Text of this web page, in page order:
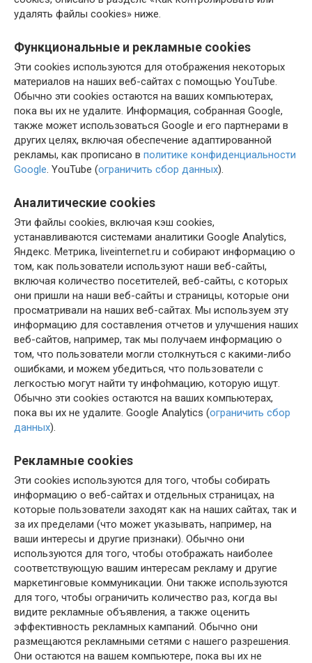
удалять файлы cookies» ниже.
Функциональные и рекламные cookies
Эти cookies используются для отображения некоторых
материалов на наших веб-сайтах с помощью YouTube.
Обычно эти cookies остаются на ваших компьютерах,
пока вы их не удалите. Информация, собранная Google,
также может использоваться Google и его партнерами в
других целях, включая обеспечение адаптированной
рекламы, как прописано в политике конфиденциальности
Google. YouTube (ограничить сбор данных).
Аналитические cookies
Эти файлы cookies, включая кэш cookies,
устанавливаются системами аналитики Google Analytics,
Яндекс. Метрика, liveinternet.ru и собирают информацию о
том, как пользователи используют наши веб-сайты,
включая количество посетителей, веб-сайты, с которых
они пришли на наши веб-сайты и страницы, которые они
просматривали на наших веб-сайтах. Мы используем эту
информацию для составления отчетов и улучшения наших
веб-сайтов, например, так мы получаем информацию о
том, что пользователи могли столкнуться с какими-либо
ошибками, и можем убедиться, что пользователи с
легкостью могут найти ту инфоhмацию, которую ищут.
Обычно эти cookies остаются на ваших компьютерах,
пока вы их не удалите. Google Analytics (ограничить сбор
данных).
Рекламные cookies
Эти cookies используются для того, чтобы собирать
информацию о веб-сайтах и отдельных страницах, на
которые пользователи заходят как на наших сайтах, так и
за их пределами (что может указывать, например, на
ваши интересы и другие признаки). Обычно они
используются для того, чтобы отображать наиболее
соответствующую вашим интересам рекламу и другие
маркетинговые коммуникации. Они также используются
для того, чтобы ограничить количество раз, когда вы
видите рекламные объявления, а также оценить
эффективность рекламных кампаний. Обычно они
размещаются рекламными сетями с нашего разрешения.
Они остаются на вашем компьютере, пока вы их не